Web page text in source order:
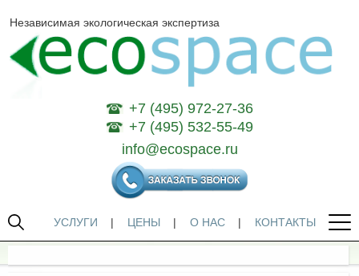
Независимая экологическая экспертиза
+7 (495) 972-27-36
+7 (495) 532-55-49
info@ecospace.ru
УСЛУГИ | ЦЕНЫ | О НАС | КОНТАКТЫ